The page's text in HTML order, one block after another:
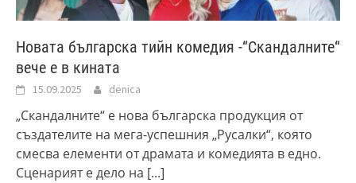
Новата българска тийн комедия -“Скандалните“
вече е в кината
15.09.2025 denica
„Скандалните“ е нова българска продукция от
създателите на мега-успешния „Русалки“, която
смесва елементи от драмата и комедията в едно.
Сценарият е дело на [...]